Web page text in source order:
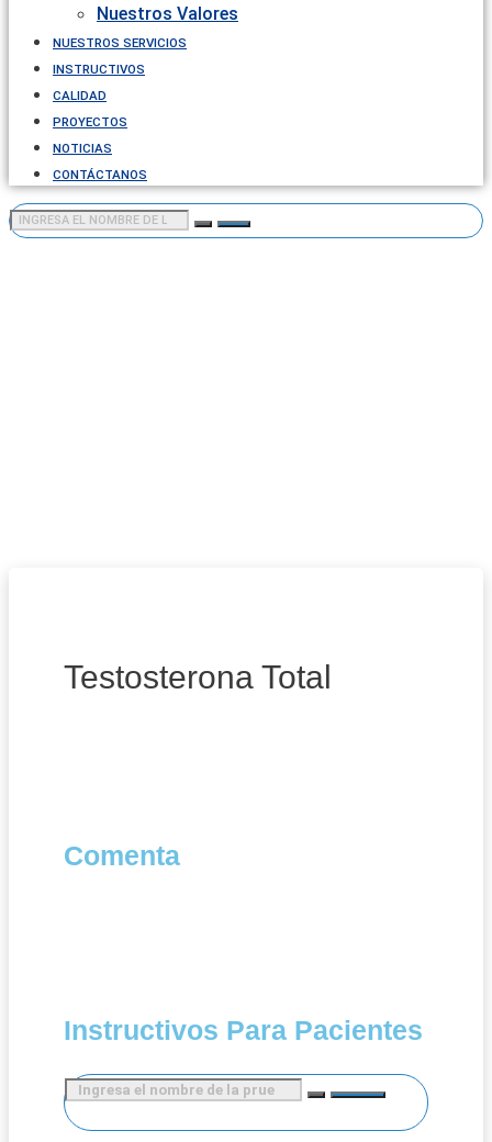
Nuestros Valores
NUESTROS SERVICIOS
INSTRUCTIVOS
CALIDAD
PROYECTOS
NOTICIAS
CONTÁCTANOS
Testosterona Total
Comenta
Instructivos Para Pacientes